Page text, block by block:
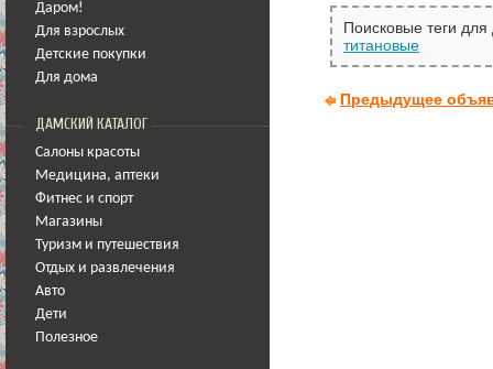
Даром!
Для взрослых
Детские покупки
Для дома
ДАМСКИЙ КАТАЛОГ
Салоны красоты
Медицина, аптеки
Фитнес и спорт
Магазины
Туризм и путешествия
Отдых и развлечения
Авто
Дети
Полезное
Поисковые теги
титановые
Предыдущее